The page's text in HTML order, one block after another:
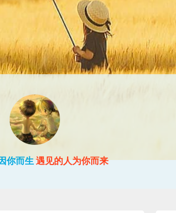
你而生 遇见的人为你而来